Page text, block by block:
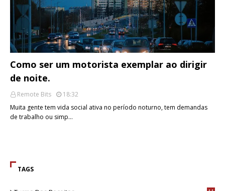
Como ser um motorista exemplar ao dirigir
de noite.
Remote Bits
18:32
Muita gente tem vida social ativa no período noturno, tem demandas
de trabalho ou simp…
TAGS